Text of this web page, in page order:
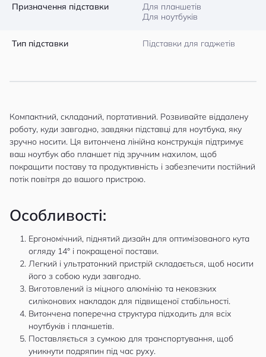
Призначення підставки
Для планшетів
Для ноутбуків
Тип підставки Підставки для гаджетів
Компактний, складаний, портативний. Розвивайте віддалену
роботу, куди завгодно, завдяки підставці для ноутбука, яку
зручно носити. Ця витончена лінійна конструкція підтримує
ваш ноутбук або планшет під зручним нахилом, щоб
покращити поставу та продуктивність і забезпечити постійний
потік повітря до вашого пристрою.
Особливості:
Ергономічний, піднятий дизайн для оптимізованого кута
огляду 14° і покращеної постави.
Легкий і ультратонкий пристрій складається, щоб носити
його з собою куди завгодно.
Виготовлений із міцного алюмінію та нековзких
силіконових накладок для підвищеної стабільності.
Витончена поперечна структура підходить для всіх
ноутбуків і планшетів.
Поставляється з сумкою для транспортування, щоб
уникнути подряпин під час руху.